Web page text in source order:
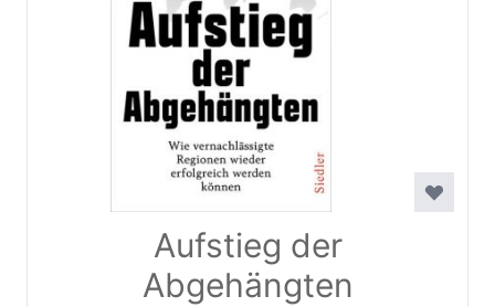
Aufstieg der
Abgehängten